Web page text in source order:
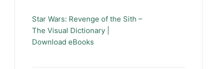
Star Wars: Revenge of the Sith –
The Visual Dictionary |
Download eBooks